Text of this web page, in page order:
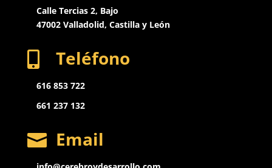
Calle Tercias 2, Bajo
47002 Valladolid, Castilla y León
 Teléfono
616 853 722
661 237 132
 Email